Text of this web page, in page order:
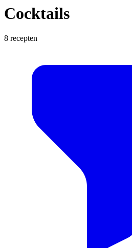
Cocktails
8 recepten